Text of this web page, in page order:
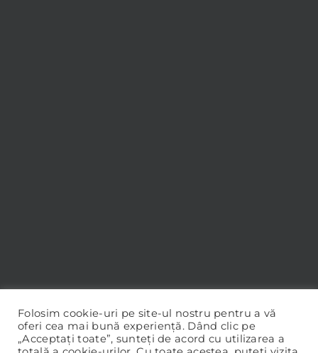
Folosim cookie-uri pe site-ul nostru pentru a vă
oferi cea mai bună experiență. Dând clic pe
„Acceptați toate”, sunteți de acord cu utilizarea a